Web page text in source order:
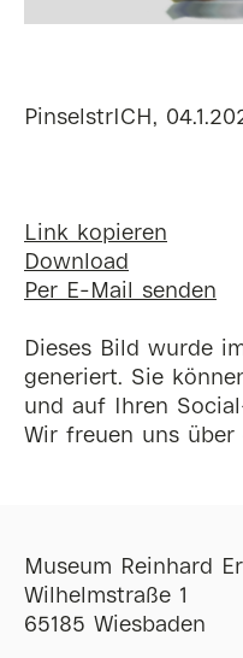
PinselstrICH,
Link kopieren
Download
Per E-Mail senden
Dieses Bild wurde
generiert. Sie
und auf Ihren
Wir freuen uns über
Museum Reinhard
Wilhelmstraße 1
65185 Wiesbaden